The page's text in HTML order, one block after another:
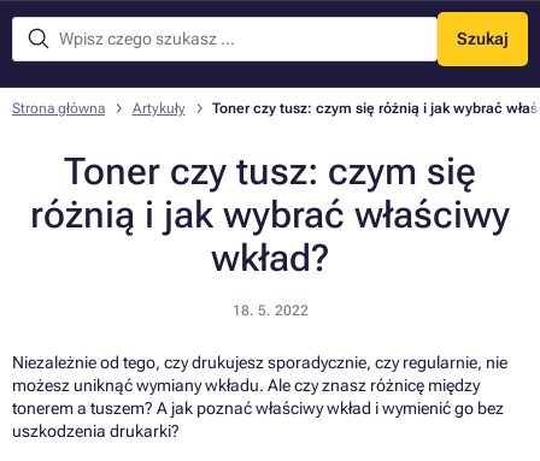
Szukaj
Menu
Strona główna Artykuły Toner czy tusz: czym się różnią i jak wybrać
Toner czy tusz: czym się
różnią i jak wybrać właściwy
wkład?
18. 5. 2022
Niezależnie od tego, czy drukujesz sporadycznie, czy regularnie, nie
możesz uniknąć wymiany wkładu. Ale czy znasz różnicę między
tonerem a tuszem? A jak poznać właściwy wkład i wymienić go bez
uszkodzenia drukarki?